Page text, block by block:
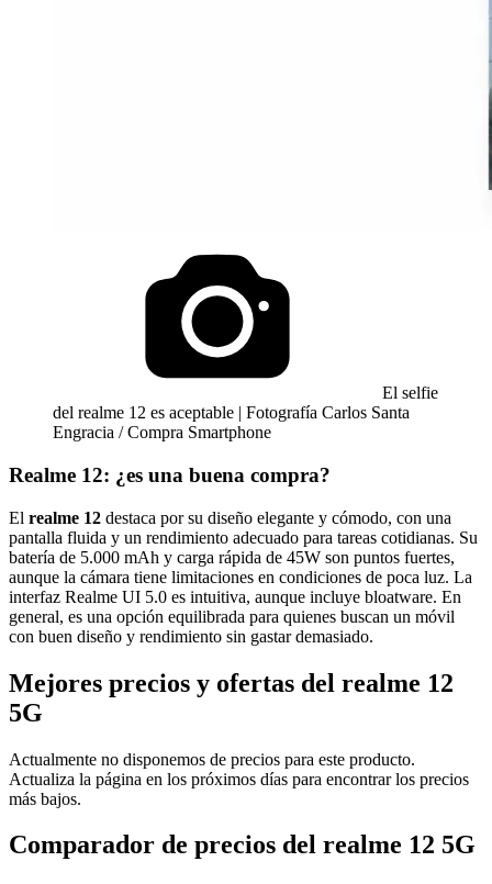
El selfie
del realme 12 es aceptable | Fotografía Carlos Santa
Engracia / Compra Smartphone
Realme 12: ¿es una buena compra?
El realme 12 destaca por su diseño elegante y cómodo, con una
pantalla fluida y un rendimiento adecuado para tareas cotidianas. Su
batería de 5.000 mAh y carga rápida de 45W son puntos fuertes,
aunque la cámara tiene limitaciones en condiciones de poca luz. La
interfaz Realme UI 5.0 es intuitiva, aunque incluye bloatware. En
general, es una opción equilibrada para quienes buscan un móvil
con buen diseño y rendimiento sin gastar demasiado.
Mejores precios y ofertas del realme 12
5G
Actualmente no disponemos de precios para este producto.
Actualiza la página en los próximos días para encontrar los precios
más bajos.
Comparador de precios del realme 12 5G